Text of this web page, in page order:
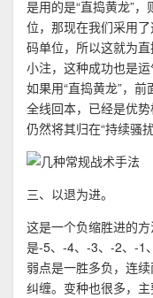
是用的是“直捣黄龙”
位，那现在我们采用
码单位，所以这就为
小注，这种成功也是
如果用“直捣黄龙”，
全线回本，已经是优
仍然将其归在“持续骚扰
三、以退为进。
这是一个负缩胜进的
是-5、-4、-3、-2、-1
弱点是一胜多负，连
纠缠。变种也很多，